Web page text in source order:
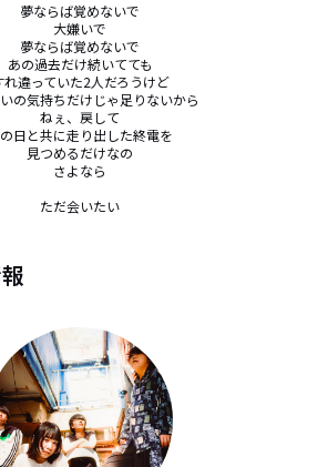
夢ならば覚めないで
大嫌いで
夢ならば覚めないで
あの過去だけ続いてても
れ違っていた2人だろうけど
の気持ちだけじゃ足りないから
ねぇ、戻して
日と共に走り出した終電を
見つめるだけなの
さよなら
ただ会いたい